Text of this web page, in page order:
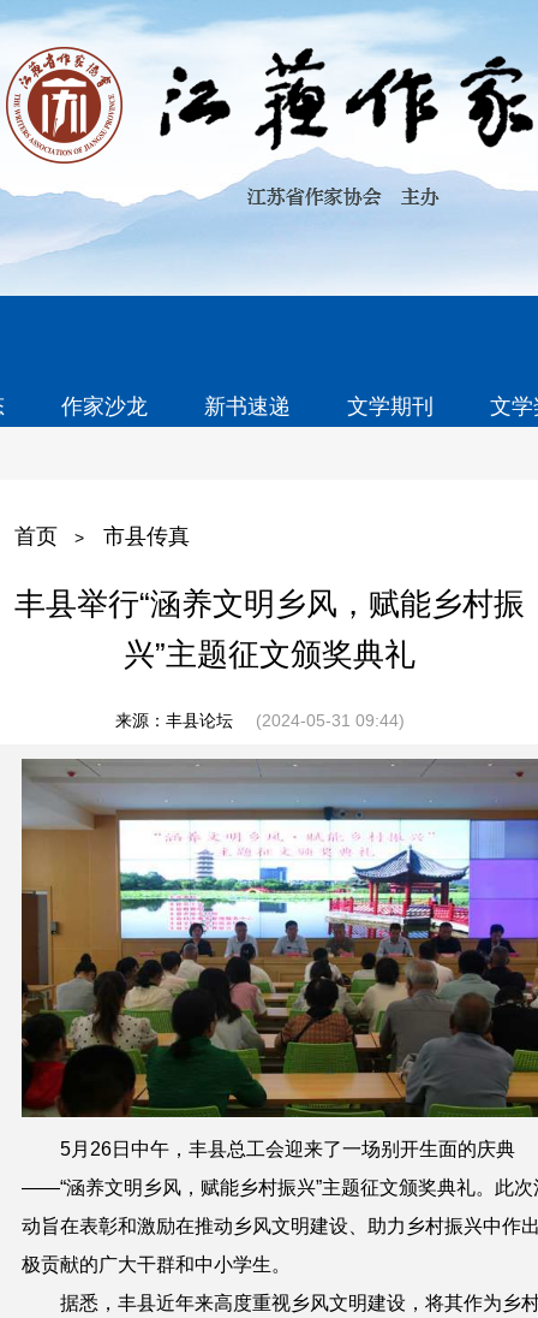
作家沙龙 新书速递 文学期刊 文
首页 > 市县传真
丰县举行“涵养文明乡风，赋能乡村振
兴”主题征文颁奖典礼
来源：丰县论坛 (2024-05-31 09:44)
5月26日中午，丰县总工会迎来了一场别开生面的庆典
——“涵养文明乡风，赋能乡村振兴”主题征文颁奖典礼。此次
动旨在表彰和激励在推动乡风文明建设、助力乡村振兴中作
极贡献的广大干群和中小学生。
据悉，丰县近年来高度重视乡风文明建设，将其作为乡